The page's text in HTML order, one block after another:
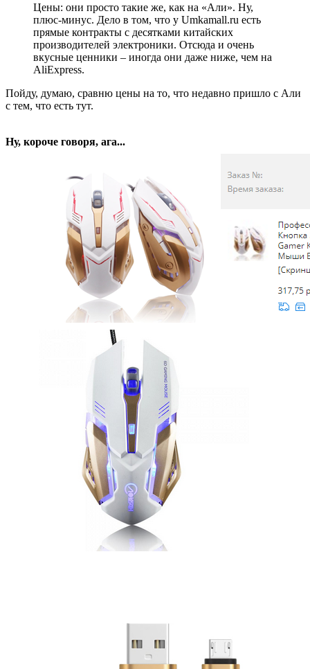
Цены: они просто такие же, как на «Али». Ну,
плюс-минус. Дело в том, что у Umkamall.ru есть
прямые контракты с десятками китайских
производителей электроники. Отсюда и очень
вкусные ценники – иногда они даже ниже, чем на
AliExpress.
Пойду, думаю, сравню цены на то, что недавно пришло с Али
с тем, что есть тут.
Ну, короче говоря, ага...